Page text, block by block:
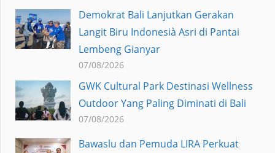
Demokrat Bali Lanjutkan Gerakan
Langit Biru Indonesià Asri di Pantai
Lembeng Gianyar
07/08/2026
GWK Cultural Park Destinasi Wellness
Outdoor Yang Paling Diminati di Bali
07/08/2026
Bawaslu dan Pemuda LIRA Perkuat